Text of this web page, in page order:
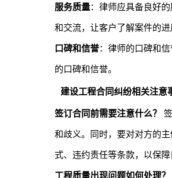
服务质量：律师应具备良好
和交流，让客户了解案件的进
口碑和信誉：律师的口碑和
的口碑和信誉。
建设工程合同纠纷相关注意
签订合同前需要注意什么？
和歧义。同时，要对对方的
式、违约责任等条款，以保障
工程质量出现问题如何处理？